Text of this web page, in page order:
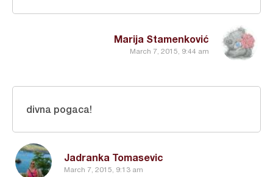
Marija Stamenković
March 7, 2015, 9:44 am
Jadranka Tomasevic
March 7, 2015, 9:13 am
divna pogaca!